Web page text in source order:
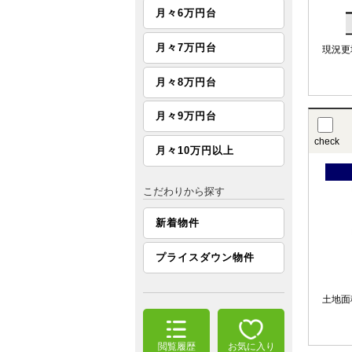
現況
check
土地
月々6万円台
月々7万円台
月々8万円台
月々9万円台
月々10万円以上
こだわりから探す
新着物件
プライスダウン物件
閲覧履歴 お気に入り